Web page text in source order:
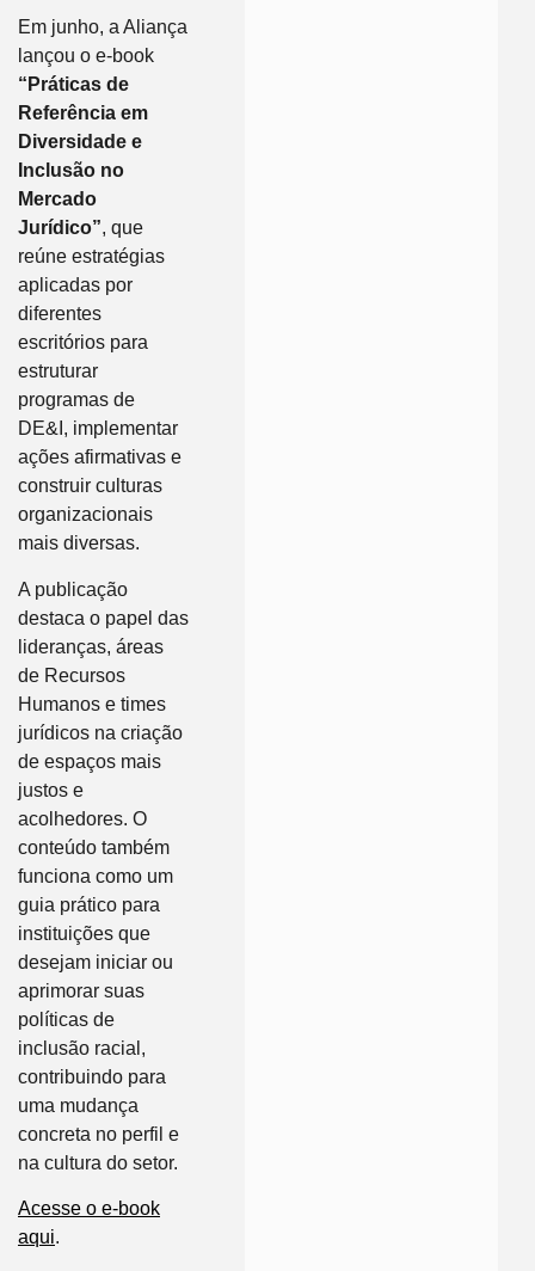
Em junho, a Aliança
lançou o e-book
“Práticas de
Referência em
Diversidade e
Inclusão no
Mercado
Jurídico”, que
reúne estratégias
aplicadas por
diferentes
escritórios para
estruturar
programas de
DE&I, implementar
ações afirmativas e
construir culturas
organizacionais
mais diversas.
A publicação
destaca o papel das
lideranças, áreas
de Recursos
Humanos e times
jurídicos na criação
de espaços mais
justos e
acolhedores. O
conteúdo também
funciona como um
guia prático para
instituições que
desejam iniciar ou
aprimorar suas
políticas de
inclusão racial,
contribuindo para
uma mudança
concreta no perfil e
na cultura do setor.
Acesse o e-book
aqui.